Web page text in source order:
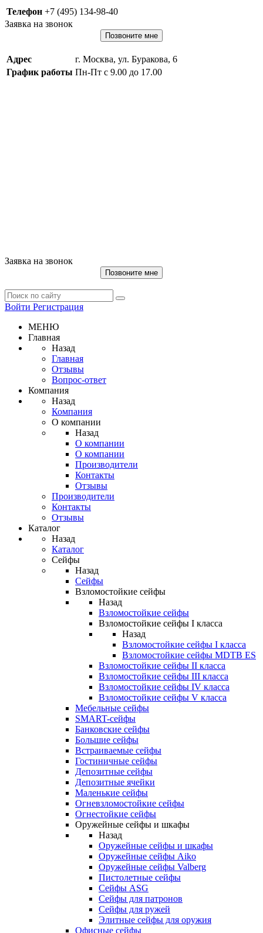
Телефон +7 (495) 134-98-40
Заявка на звонок
Позвоните мне
Адрес
г. Москва, ул. Буракова, 6
График работы Пн-Пт с 9.00 до 17.00
Заявка на звонок
Позвоните мне
Войти Регистрация
МЕНЮ
Главная
Назад
Главная
Отзывы
Вопрос-ответ
Компания
Назад
Компания
О компании
Назад
О компании
О компании
Производители
Контакты
Отзывы
Производители
Контакты
Отзывы
Каталог
Назад
Каталог
Сейфы
Назад
Сейфы
Взломостойкие сейфы
Назад
Взломостойкие сейфы
Взломостойкие сейфы I класса
Назад
Взломостойкие сейфы I класса
Взломостойкие сейфы MDTB ES
Взломостойкие сейфы II класса
Взломостойкие сейфы III класса
Взломостойкие сейфы IV класса
Взломостойкие сейфы V класса
Мебельные сейфы
SMART-сейфы
Банковские сейфы
Большие сейфы
Встраиваемые сейфы
Гостиничные сейфы
Депозитные сейфы
Депозитные ячейки
Маленькие сейфы
Огневзломостойкие сейфы
Огнестойкие сейфы
Оружейные сейфы и шкафы
Назад
Оружейные сейфы и шкафы
Оружейные сейфы Aiko
Оружейные сейфы Valberg
Пистолетные сейфы
Сейфы ASG
Сейфы для патронов
Сейфы для ружей
Элитные сейфы для оружия
Офисные сейфы